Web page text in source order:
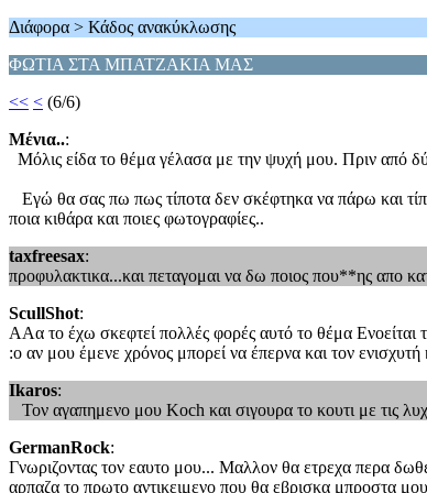
Διάφορα > Κάδος ανακύκλωσης
ΦΩΤΙΑ ΣΤΑ ΜΠΑΤΖΑΚΙΑ ΜΑΣ
<< < (6/6)
Μένια..:
Μόλις είδα το θέμα γέλασα με την ψυχή μου. Πριν από
Εγώ θα σας πω πως τίποτα δεν σκέφτηκα να πάρω και
ποια κιθάρα και ποιες φωτογραφίες..
taxfreesax:
προφυλακτικα...και πεταγομαι να δω ποιος που**ης απο
ScullShot:
ΑΑα το έχω σκεφτεί πολλές φορές αυτό το θέμα
:o αν μου έμενε χρόνος μπορεί να έπερνα και τον
Ikaros:
Τον αγαπημενο μου Koch και σιγουρα το κουτι με τις
GermanRock:
Γνωριζοντας τον εαυτο μου... Μαλλον θα ετρεχα περα
αρπαζα το πρωτο αντικειμενο που θα εβρισκα μπροστα